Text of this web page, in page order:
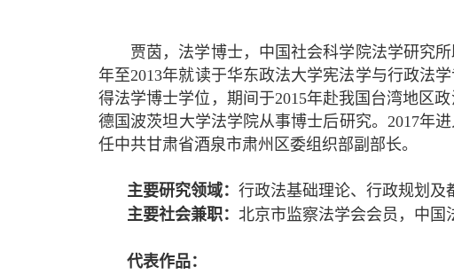
贾茵，法学博士，中国社会科学院法学研究
年至2013年就读于华东政法大学宪法学与行政法
得法学博士学位，期间于2015年赴我国台湾地区
德国波茨坦大学法学院从事博士后研究。2017年
任中共甘肃省酒泉市肃州区委组织部副部长。
主要研究领域： 行政法基础理论、行政规划及
主要社会兼职： 北京市监察法学会会员，中国
代表作品：